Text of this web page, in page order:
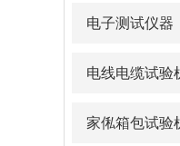
电子测试仪器
电线电缆试验
家俬箱包试验